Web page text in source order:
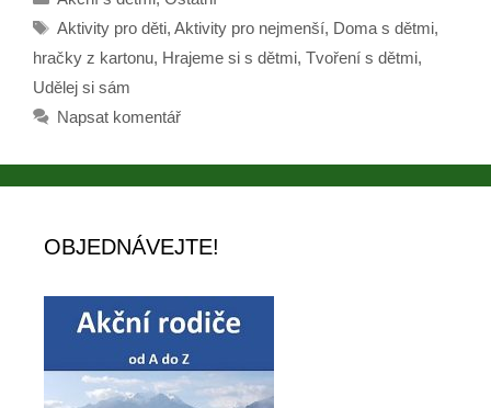
Štítky
Aktivity pro děti, Aktivity pro nejmenší, Doma s dětmi,
hračky z kartonu, Hrajeme si s dětmi, Tvoření s dětmi,
Udělej si sám
Napsat komentář
OBJEDNÁVEJTE!